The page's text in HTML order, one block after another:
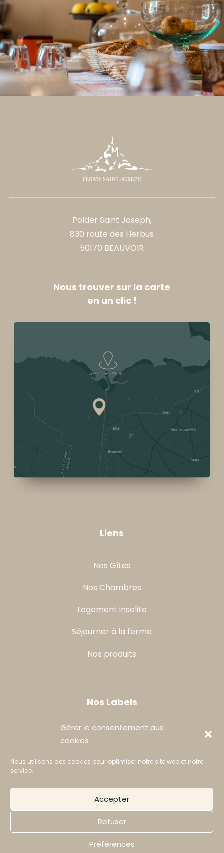
Gérer le consentement aux
cookies
Nous utilisons des cookies pour optimiser notre site web et notre
service.
Accepter
Refuser
Préférences
Polder Saint Joseph,
830 route des Herbus
50170 BEAUVOIR
Nous trouver sur la carte
en un clic !
Liens
Nos Gîtes
Nos Chambres
Logement insolite
Séjourner à la ferme
Nos produits
Nos Labels
MENTIONS LÉGALES PLAN DU SITE
COOKIES